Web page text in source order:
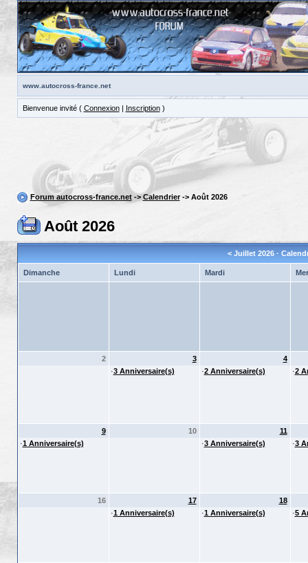
www.autocross-france.net
Bienvenue invité ( Connexion| Inscription)
Forum autocross-france.net-> Calendrier-> Août 2026
Août 2026
< Juillet 2026·
Dimanche Lundi Mardi
2
3
·3 Anniversaire(s)
4
·2 Anniversaire(s) ·2
9
·1 Anniversaire(s)
10
11
·3 Anniversaire(s) ·3
16
17
·1 Anniversaire(s)
18
·1 Anniversaire(s) ·5